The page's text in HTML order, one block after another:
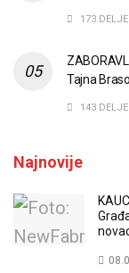
173
Tajna
143
Najnovije